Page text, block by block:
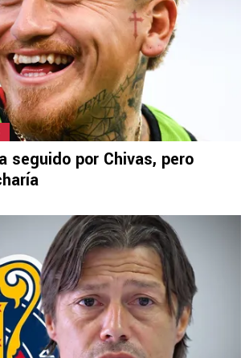
seguido por Chivas, pero